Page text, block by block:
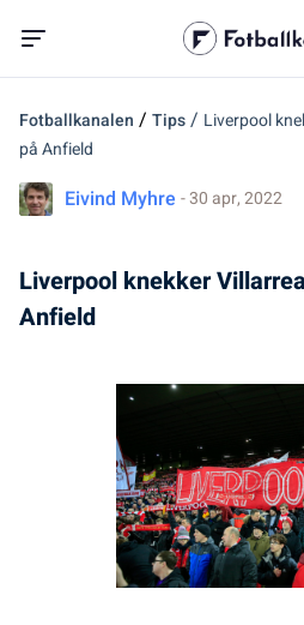
Fotballkanalen / Tips/ Liverpool
på Anfield
Eivind Myhre - 30 apr, 2022
Liverpool knekker
Anfield